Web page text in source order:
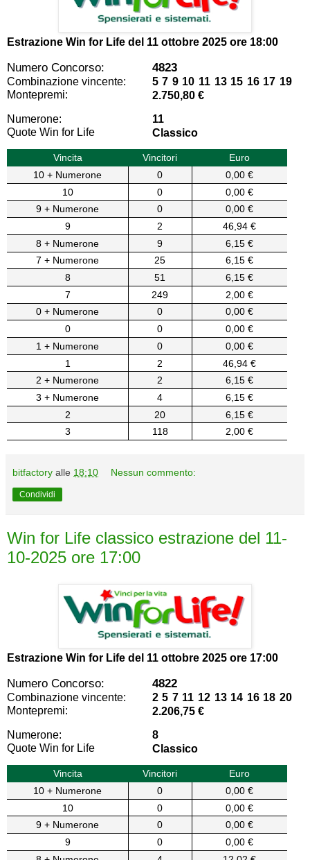
Estrazione Win for Life del 11 ottobre 2025 ore 18:00
Numero Concorso: 4823
Combinazione vincente:
5 7 9 10 11 13 15 16 17 19
Montepremi:
2.750,80 €
Numerone:
11
Quote Win for Life
Classico
Vincita Vincitori
Euro
10 + Numerone
0
0,00 €
10
0
0,00 €
9 + Numerone
0
0,00 €
9
2
46,94 €
8 + Numerone
9
6,15 €
7 + Numerone
25
6,15 €
8
51
6,15 €
7
249
2,00 €
0 + Numerone
0
0,00 €
0
0
0,00 €
1 + Numerone
0
0,00 €
1
2
46,94 €
2 + Numerone
2
6,15 €
3 + Numerone
4
6,15 €
2
20
6,15 €
3
118 2,00 €
bitfactory alle 18:10 Nessun commento:
Condividi
Win for Life classico estrazione del 11-
10-2025 ore 17:00
Estrazione Win for Life del 11 ottobre 2025 ore 17:00
Numero Concorso: 4822
Combinazione vincente:
2 5 7 11 12 13 14 16 18 20
Montepremi:
2.206,75 €
Numerone:
8
Quote Win for Life
Classico
Vincita Vincitori
Euro
10 + Numerone
0
0,00 €
10
0
0,00 €
9 + Numerone
0
0,00 €
9
0
0,00 €